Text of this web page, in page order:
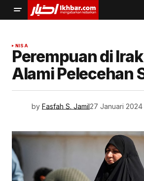
NISA
Perempuan di
Alami Pelecehan
by Fasfah S. Jamil27 Januari 2024